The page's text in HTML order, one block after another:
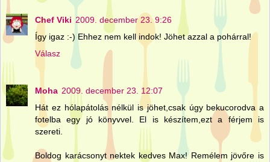
Chef Viki 2009. december 23. 9:26
Így igaz :-) Ehhez nem kell indok! Jöhet azzal a pohárral!
Válasz
Moha 2009. december 23. 12:07
Hát ez hólapátolás nélkül is jöhet,csak úgy bekucorodva a
fotelba egy jó könyvvel. El is készítem,ezt a férjem is
szereti.
Boldog karácsonyt nektek kedves Max! Remélem jövőre is